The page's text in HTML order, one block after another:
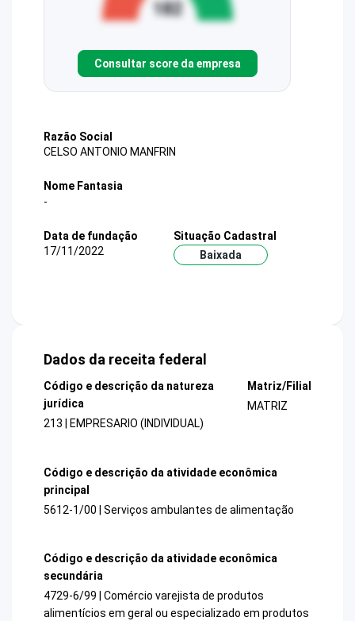
Consultar score da empresa
Razão Social
CELSO ANTONIO MANFRIN
Nome Fantasia
-
Data de fundação
17/11/2022
Situação Cadastral
Baixada
Dados da receita federal
Código e descrição da natureza
jurídica
213 | EMPRESARIO (INDIVIDUAL)
Matriz/Filial
MATRIZ
Código e descrição da atividade econômica
principal
5612-1/00 | Serviços ambulantes de alimentação
Código e descrição da atividade econômica
secundária
4729-6/99 | Comércio varejista de produtos
alimentícios em geral ou especializado em produtos